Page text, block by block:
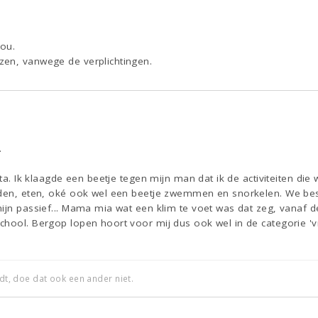
vanwege de verplichtingen.
Ik klaagde een beetje tegen mijn man dat ik de activiteiten
eten, oké ook wel een beetje zwemmen en snorkelen. We
passief... Mama mia wat een klim te voet was dat zeg, vanaf
Bergop lopen hoort voor mij dus ook wel in de categorie
doe dat ook een ander niet.